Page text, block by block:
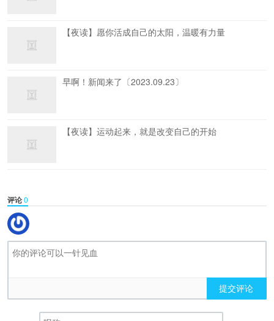
【夜读】愿你活成自己的太阳，温暖有力量
早啊！新闻来了〔2023.09.23〕
【夜读】运动起来，就是改变自己的开始
评论0
提交评论